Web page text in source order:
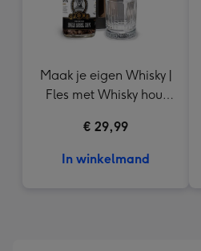
Maak je eigen Whisky |
Fles met Whisky hout
€ 29,99
In winkelmand